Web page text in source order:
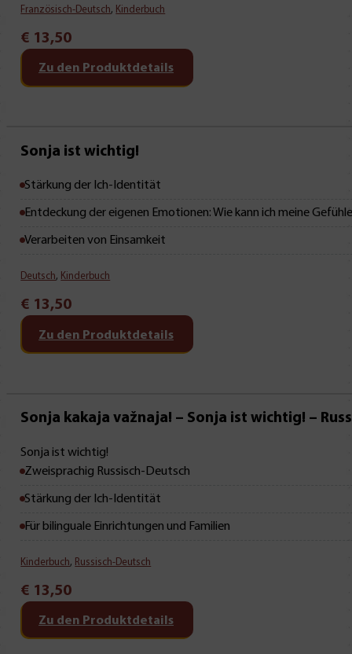
Französisch-Deutsch, Kinderbuch
€ 13,50
Zu den Produktdetails
Neu • Neu • Neu
Sonja ist wichtig!
Stärkung der Ich-Identität
Entdeckung der eigenen Emotionen: Wie kann ich meine
Verarbeiten von Einsamkeit
Deutsch, Kinderbuch
€ 13,50
Zu den Produktdetails
Mit Leseprobe!
Sonja kakaja važnaja! – Sonja ist wichtig! –
Sonja ist wichtig!
Zweisprachig Russisch-Deutsch
Stärkung der Ich-Identität
Für bilinguale Einrichtungen und Familien
Kinderbuch, Russisch-Deutsch
€ 13,50
Zu den Produktdetails